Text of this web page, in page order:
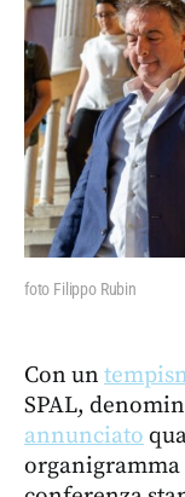
foto Filippo Rubin
Con un
SPAL,
annunciato
organigramma